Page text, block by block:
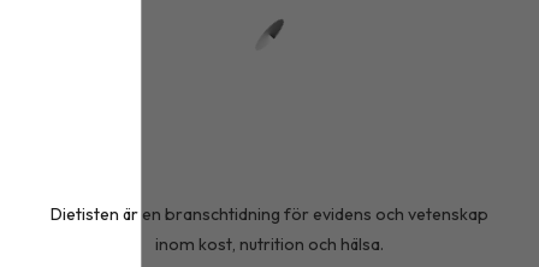
Dietisten är en branschtidning för evidens och vetenskap
inom kost, nutrition och hälsa.